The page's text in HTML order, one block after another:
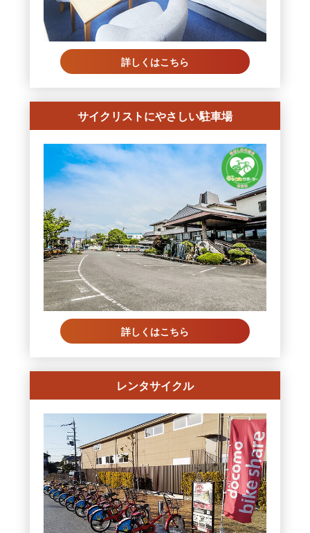
詳しくはこちら
サイクリストにやさしい駐車場
詳しくはこちら
レンタサイクル